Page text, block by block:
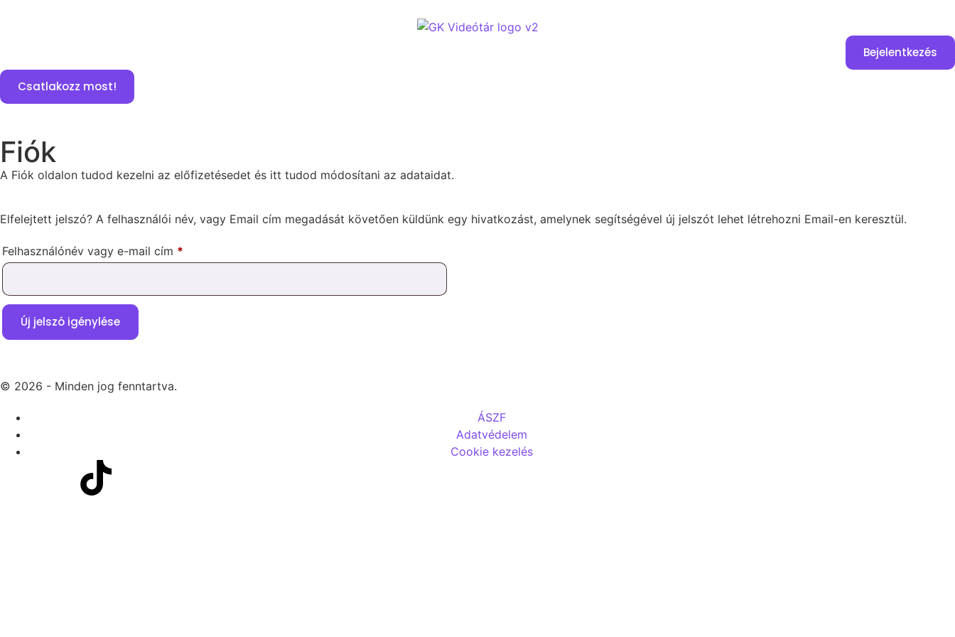
Bejelentkezés
Csatlakozz most!
Fiók
A Fiók oldalon tudod kezelni az előfizetésedet és itt tudod módosítani az adataidat.
Elfelejtett jelszó? A felhasználói név, vagy Email cím megadását követően küldünk egy hivatkozást, amelynek segítségével új jelszót lehet létrehozni Email-en keresztül.
Felhasználónév vagy e-mail cím *
Új jelszó igénylése
© 2026 - Minden jog fenntartva.
ÁSZF
Adatvédelem
Cookie kezelés